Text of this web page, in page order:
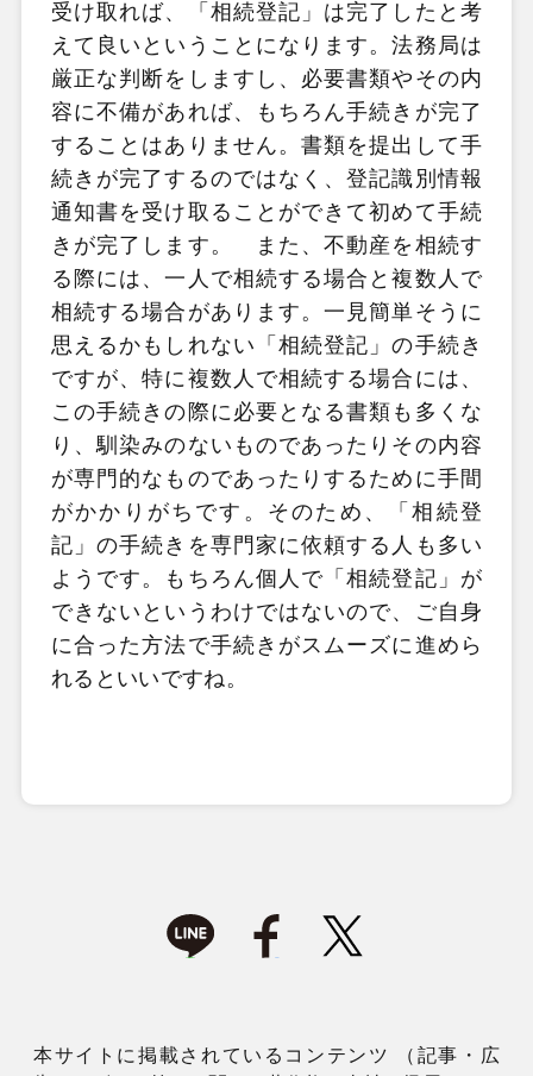
受け取れば、「相続登記」は完了したと考
えて良いということになります。法務局は
厳正な判断をしますし、必要書類やその内
容に不備があれば、もちろん手続きが完了
することはありません。書類を提出して手
続きが完了するのではなく、登記識別情報
通知書を受け取ることができて初めて手続
きが完了します。 また、不動産を相続す
る際には、一人で相続する場合と複数人で
相続する場合があります。一見簡単そうに
思えるかもしれない「相続登記」の手続き
ですが、特に複数人で相続する場合には、
この手続きの際に必要となる書類も多くな
り、馴染みのないものであったりその内容
が専門的なものであったりするために手間
がかかりがちです。そのため、「相続登
記」の手続きを専門家に依頼する人も多い
ようです。もちろん個人で「相続登記」が
できないというわけではないので、ご自身
に合った方法で手続きがスムーズに進めら
れるといいですね。
本サイトに掲載されているコンテンツ （記事・広